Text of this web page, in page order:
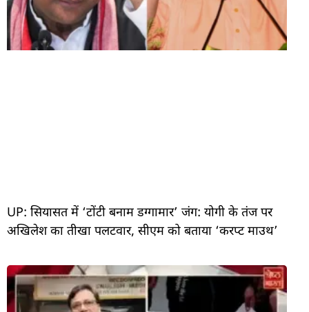
UP: सियासत में ‘टोंटी बनाम डग्गामार’ जंग: योगी के तंज पर
अखिलेश का तीखा पलटवार, सीएम को बताया ‘करप्ट माउथ’